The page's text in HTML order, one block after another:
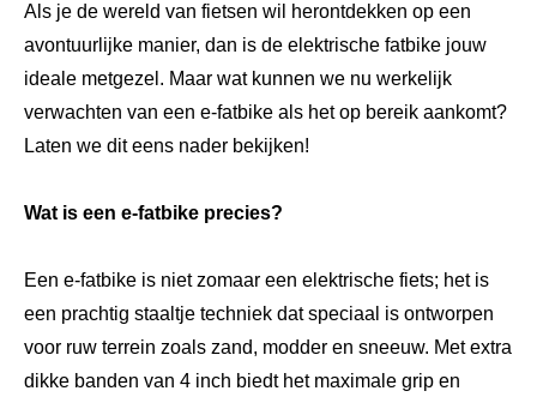
Als je de wereld van fietsen wil herontdekken op een
avontuurlijke manier, dan is de elektrische fatbike jouw
ideale metgezel. Maar wat kunnen we nu werkelijk
verwachten van een e-fatbike als het op bereik aankomt?
Laten we dit eens nader bekijken!
Wat is een e-fatbike precies?
Een e-fatbike is niet zomaar een elektrische fiets; het is
een prachtig staaltje techniek dat speciaal is ontworpen
voor ruw terrein zoals zand, modder en sneeuw. Met extra
dikke banden van 4 inch biedt het maximale grip en